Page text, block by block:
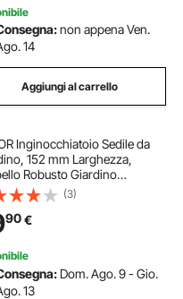
non appena Ven.
14
Aggiungi al carrello
Inginocchiatoio Sedile da
152 mm Larghezza,
Robusto Giardino
con 2 Borse per
Allevia Dolore al Ginocchio
Panca Giardino
(3)
90€
Dom. Ago. 9 - Gio.
13